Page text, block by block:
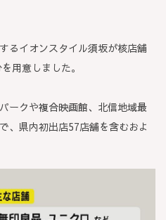
るイオンスタイル須坂が核店舗
用意しました。
ークや複合映画館、北信地域最
、県内初出店57店舗を含むおよ